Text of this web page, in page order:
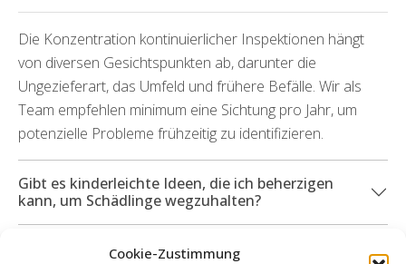
Cookie-Zustimmung
Die Konzentration kontinuierlicher Inspektionen hängt
von diversen Gesichtspunkten ab, darunter die
Ungezieferart, das Umfeld und frühere Befälle. Wir als
Team empfehlen minimum eine Sichtung pro Jahr, um
potenzielle Probleme frühzeitig zu identifizieren.
Gibt es kinderleichte Ideen, die ich beherzigen
kann, um Schädlinge wegzuhalten?
Welche Dienstleistungsangebote kann ich in